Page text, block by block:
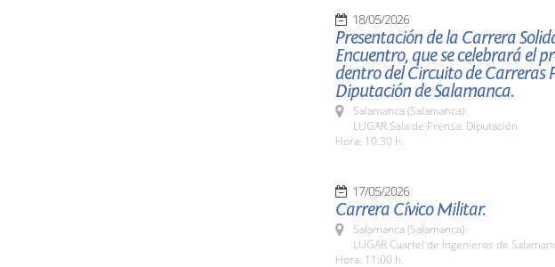
18/05/2026
Presentación de la Carrera
Encuentro, que se celebrará el
dentro del Circuito de Carreras
Diputación de Salamanca.
Salamanca (Salamanca)
LUGAR Sala de Prensa. Diputación
Hora: 10:30 h.
17/05/2026
Carrera Cívico Militar.
Salamanca (Salamanca)
LUGAR Cuartel de Ingenieros de
Hora: 11:00 h.